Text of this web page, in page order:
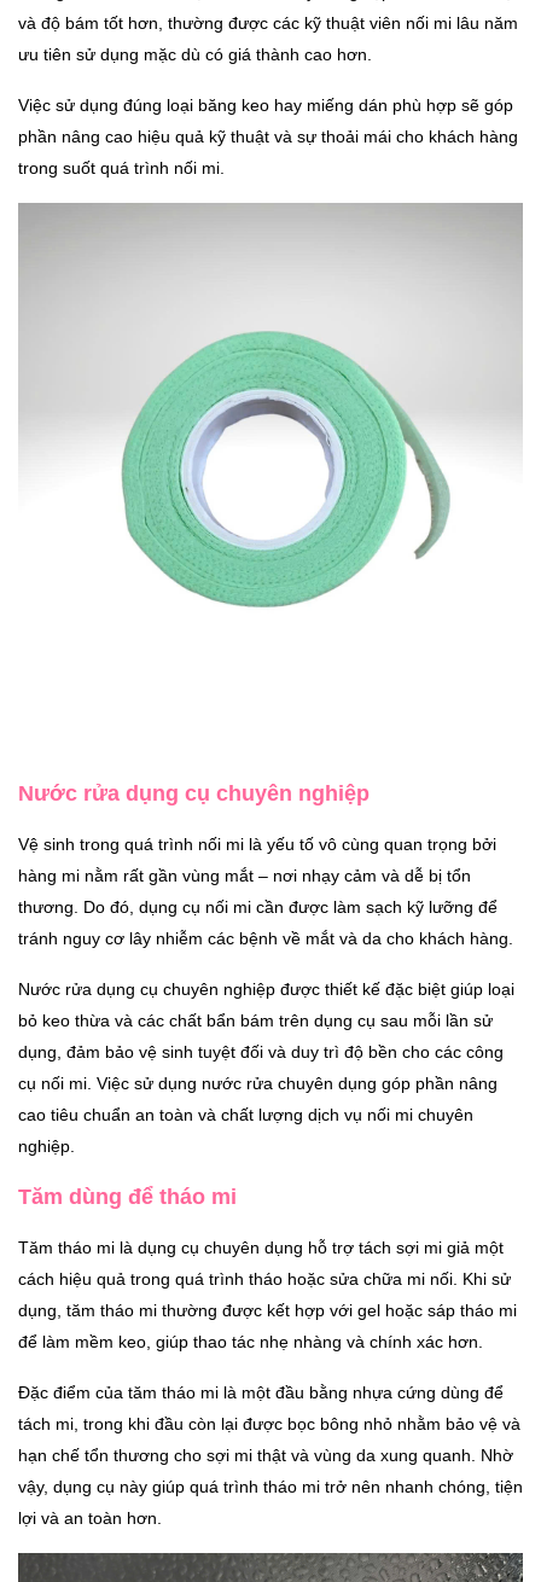
và độ bám tốt hơn, thường được các kỹ thuật viên nối mi lâu năm
ưu tiên sử dụng mặc dù có giá thành cao hơn.
Việc sử dụng đúng loại băng keo hay miếng dán phù hợp sẽ góp
phần nâng cao hiệu quả kỹ thuật và sự thoải mái cho khách hàng
trong suốt quá trình nối mi.
Nước rửa dụng cụ chuyên nghiệp
Vệ sinh trong quá trình nối mi là yếu tố vô cùng quan trọng bởi
hàng mi nằm rất gần vùng mắt – nơi nhạy cảm và dễ bị tổn
thương. Do đó, dụng cụ nối mi cần được làm sạch kỹ lưỡng để
tránh nguy cơ lây nhiễm các bệnh về mắt và da cho khách hàng.
Nước rửa dụng cụ chuyên nghiệp được thiết kế đặc biệt giúp loại
bỏ keo thừa và các chất bẩn bám trên dụng cụ sau mỗi lần sử
dụng, đảm bảo vệ sinh tuyệt đối và duy trì độ bền cho các công
cụ nối mi. Việc sử dụng nước rửa chuyên dụng góp phần nâng
cao tiêu chuẩn an toàn và chất lượng dịch vụ nối mi chuyên
nghiệp.
Tăm dùng để tháo mi
Tăm tháo mi là dụng cụ chuyên dụng hỗ trợ tách sợi mi giả một
cách hiệu quả trong quá trình tháo hoặc sửa chữa mi nối. Khi sử
dụng, tăm tháo mi thường được kết hợp với gel hoặc sáp tháo mi
để làm mềm keo, giúp thao tác nhẹ nhàng và chính xác hơn.
Đặc điểm của tăm tháo mi là một đầu bằng nhựa cứng dùng để
tách mi, trong khi đầu còn lại được bọc bông nhỏ nhằm bảo vệ và
hạn chế tổn thương cho sợi mi thật và vùng da xung quanh. Nhờ
vậy, dụng cụ này giúp quá trình tháo mi trở nên nhanh chóng, tiện
lợi và an toàn hơn.